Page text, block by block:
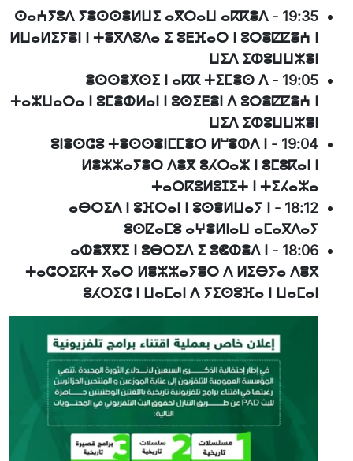
19:35
-
ⵙⴰⵄⵢⵓⴷ ⵢⴻⵙⵙⴻⵍⵡⵉ ⴰⴳⵔⴰⵡ ⴰⴽⴽⴻⴷ
ⵍⵡⴰⵍⵉⵢⴻⵏ ⵏ ⵜⴻⴳⴷⵓⴷⴰ ⵉ ⵓⴹⴼⴰⵔ ⵏ ⵓⵔⴻⵇⵇⴻⵄ ⵏ
ⵡⵉⴷ ⵉⵀⵓⵡⵡⵣⴻⵏ
19:05
-
ⴻⵙⵙⴻⵅⵙⵉ ⵏ ⴰⴽⴽ ⵜⵉⵎⴻⵙ ⴷ
ⵜⴰⵣⵡⴰⵔⴰ ⵏ ⵓⵎⴻⵀⵍⴰⵏ ⵏ ⵓⵙⵉⴹⴻⵏ ⴷ ⵓⵔⴻⵇⵇⴻⵄ ⵏ
ⵡⵉⴷ ⵉⵀⵓⵡⵡⵣⴻⵏ
19:04
-
ⵓⵏⴻⵙⵛⵓ ⵜⴻⵙⵙⴻⵏⵎⵎⴻⵔ ⵍⵯⴻⵀⴷ ⵏ
ⵍⴻⵣⵣⴰⵢⴻⵔ ⴷⴻⴳ ⵓⵃⵔⴰⵣ ⵏ ⵓⵎⵓⴽⴰⵏ ⵏ
ⵜⴰⵔⴽⵓⵍⵓⵊⵉⵜ ⵏ ⵜⵉⵃⴰⵣⴰ
18:12
-
ⴰⴱⵔⵉⴷ ⵏ ⵓⴼⵔⴰⵏ ⵏ ⵓⵙⴻⵍⵡⴰⵢ ⵏ
ⵓⵙⵇⴰⵎⵓ ⴰⵖⴻⵍⵏⴰⵡ ⴰⵎⴰⴳⴷⴰⵢ
18:06
-
ⴰⵀⴻⴳⴳⵉ ⵏ ⵓⴱⵔⵉⴷ ⵉ ⵓⵞⵀⴻⴷ ⵏ
ⵜⴰⵛⵔⵉⴽⵜ ⴳⴰⵔ ⵍⴻⵣⵣⴰⵢⴻⵔ ⴷ ⵍⵉⴱⵢⴰ ⴷⴻⴳ
ⵓⵃⵔⵉⵛ ⵏ ⵡⴰⵎⴰⵏ ⴷ ⵢⵉⵙⵓⴼⴰ ⵏ ⵡⴰⵎⴰⵏ